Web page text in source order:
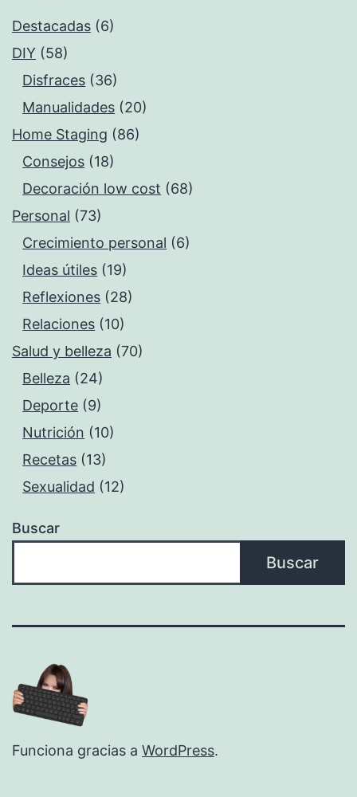
Destacadas (6)
DIY (58)
Disfraces (36)
Manualidades (20)
Home Staging (86)
Consejos (18)
Decoración low cost (68)
Personal (73)
Crecimiento personal (6)
Ideas útiles (19)
Reflexiones (28)
Relaciones (10)
Salud y belleza (70)
Belleza (24)
Deporte (9)
Nutrición (10)
Recetas (13)
Sexualidad (12)
Buscar
Buscar
Funciona gracias a WordPress.